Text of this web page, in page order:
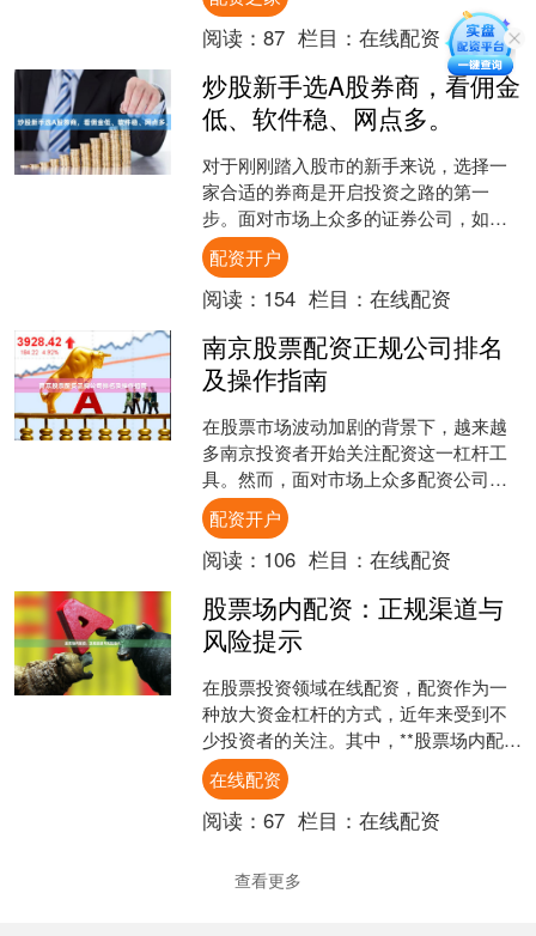
问。本文将为您详细解析珠....
阅读： 87 栏目： 在线配资
炒股新手选A股券商，看佣金
低、软件稳、网点多。
对于刚刚踏入股市的新手来说，选择一
家合适的券商是开启投资之路的第一
步。面对市场上众多的证券公司，如何
做出明智的选择？其实，只要抓住三个
核心指标——佣金低、软件稳....
配资开户
阅读： 154 栏目： 在线配资
南京股票配资正规公司排名
及操作指南
在股票市场波动加剧的背景下，越来越
多南京投资者开始关注配资这一杠杆工
具。然而，面对市场上众多配资公司，
如何筛选正规平台、如何安全操作配资
开户，成为投资者最关心的....
配资开户
阅读： 106 栏目： 在线配资
股票场内配资：正规渠道与
风险提示
在股票投资领域在线配资，配资作为一
种放大资金杠杆的方式，近年来受到不
少投资者的关注。其中，**股票场内配资
**因其操作便捷、流程透明等特点，逐渐
成为市场热点。然....
在线配资
阅读： 67 栏目： 在线配资
查看更多